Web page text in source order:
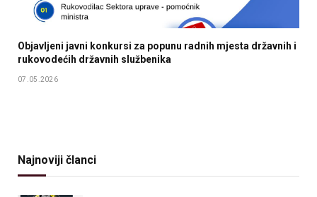
Objavljeni javni konkursi za popunu radnih mjesta državnih i
rukovodećih državnih službenika
07.05.2026
Najnoviji članci